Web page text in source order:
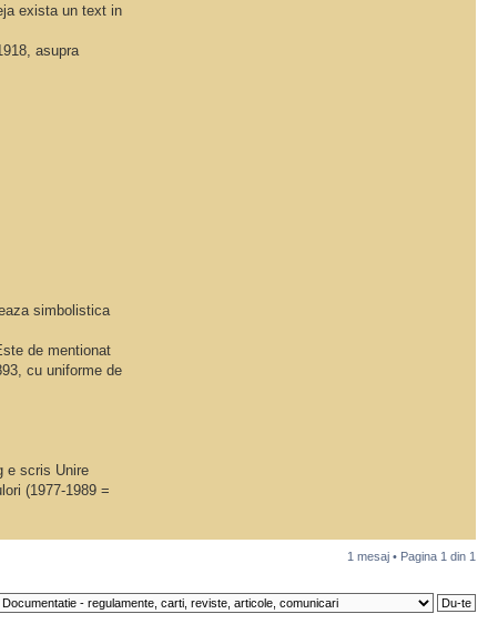
exista un text in
asupra
simbolistica
de mentionat
cu uniforme de
e scris Unire
(1977-1989 =
1 mesaj • Pagina 1 din 1